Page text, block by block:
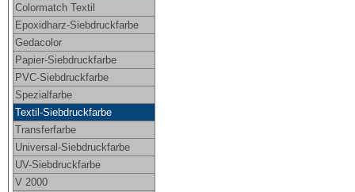
Colormatch Textil
Epoxidharz-Siebdruckfarbe
Gedacolor
Papier-Siebdruckfarbe
PVC-Siebdruckfarbe
Spezialfarbe
Textil-Siebdruckfarbe
Transferfarbe
Universal-Siebdruckfarbe
UV-Siebdruckfarbe
V 2000